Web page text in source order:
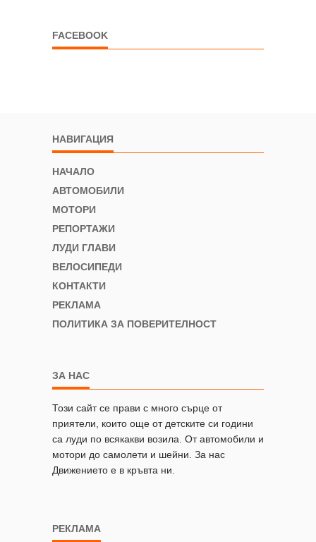
FACEBOOK
НАВИГАЦИЯ
НАЧАЛО
АВТОМОБИЛИ
МОТОРИ
РЕПОРТАЖИ
ЛУДИ ГЛАВИ
ВЕЛОСИПЕДИ
КОНТАКТИ
РЕКЛАМА
ПОЛИТИКА ЗА ПОВЕРИТЕЛНОСТ
ЗА НАС
Този сайт се прави с много сърце от
приятели, които още от детските си години
са луди по всякакви возила. От автомобили и
мотори до самолети и шейни. За нас
Движението е в кръвта ни.
РЕКЛАМА